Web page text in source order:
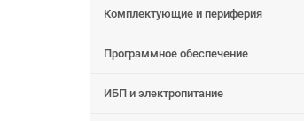
Комплектующие и периферия
Программное обеспечение
ИБП и электропитание